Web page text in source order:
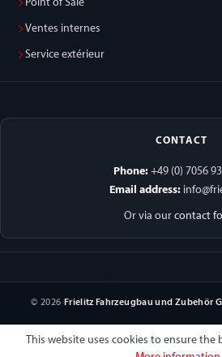
Point of Sale
Ventes internes
Service extérieur
CONTACT
Phone: +49 (0) 7056
Email address:
Or via our contact
© 2026 Frielitz Fahrzeugbau und Zubehör
This website uses cookies to ensure the